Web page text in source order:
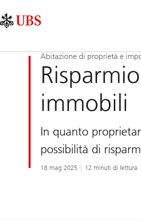
Area
principale
Abitazione di proprietà e
immobili
In quanto
possibilità di
18 mag 2025 12 minuti di lettura